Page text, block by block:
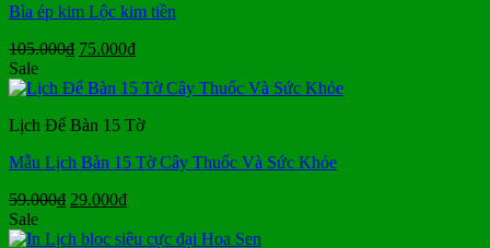
Bìa ép kim Lộc kim tiền
105.000₫ Giá
là:
75.000₫Giá
tại
75.000₫.
Sale
Lịch Để Bàn 15 Tờ
Mẫu Lịch Bàn 15 Tờ Cây Thuốc Và Sức Khỏe
59.000₫ Giá
là:
29.000₫Giá
tại
Sale